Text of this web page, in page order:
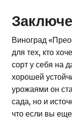
Виноград
для тех, кто
сорт у себя на
хорошей
урожаями он
сада, но и
что если вы